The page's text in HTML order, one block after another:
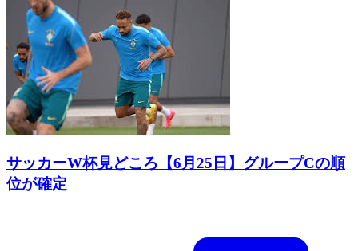
サッカーW杯見どころ【6月25日】グループCの順
位が確定